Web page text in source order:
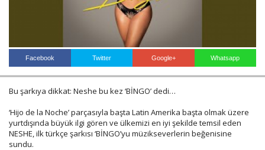
Facebook Twitter Google+ Whatsapp
Bu şarkıya dikkat: Neshe bu kez ‘BİNGO’ dedi…
‘Hijo de la Noche’ parçasıyla başta Latin Amerika başta olmak üzere
yurtdışında büyük ilgi gören ve ülkemizi en iyi şekilde temsil eden
NESHE, ilk türkçe şarkısı ‘BİNGO’yu müzikseverlerin beğenisine
sundu.
Haberin Doğru Adresi.